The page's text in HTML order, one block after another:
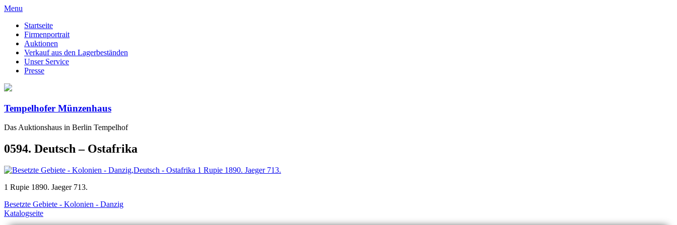
Menu
Startseite
Firmenportrait
Auktionen
Verkauf aus den Lagerbeständen
Unser Service
Presse
Tempelhofer Münzenhaus
Das Auktionshaus in Berlin Tempelhof
0594. Deutsch – Ostafrika
1 Rupie 1890. Jaeger 713.
Besetzte Gebiete - Kolonien - Danzig
Katalogseite